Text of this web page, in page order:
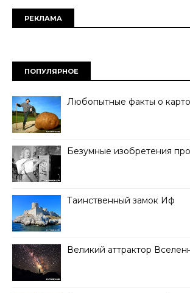
РЕКЛАМА
ПОПУЛЯРНОЕ
Любопытные факты о
Безумные изобретения
Таинственный замок Иф
Великий аттрактор